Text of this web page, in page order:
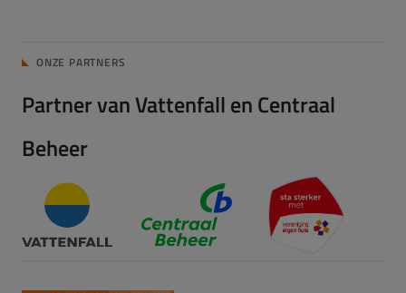
ONZE PARTNERS
Partner van Vattenfall en Centraal
Beheer